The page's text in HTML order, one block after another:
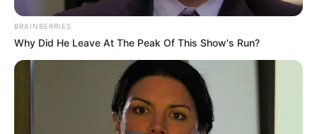
BRAINBERRIES
Why Did He Leave At The Peak Of This Show's Run?